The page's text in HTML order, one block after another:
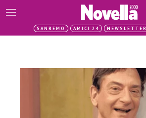
SANREMO AMICI 24 NEWSLETTER